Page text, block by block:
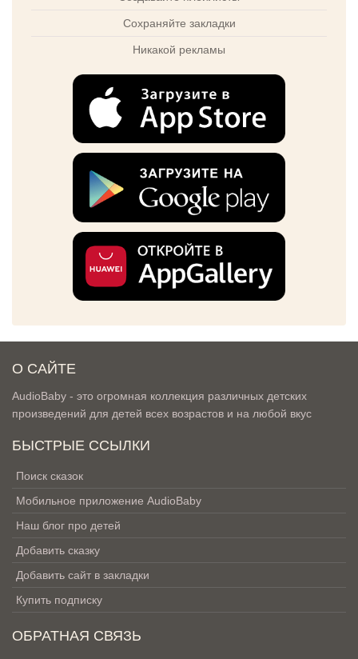
Сохраняйте закладки
Никакой рекламы
О САЙТЕ
AudioBaby - это огромная коллекция различных детских
произведений для детей всех возрастов и на любой вкус
БЫСТРЫЕ ССЫЛКИ
Поиск сказок
Мобильное приложение AudioBaby
Наш блог про детей
Добавить сказку
Добавить сайт в закладки
Купить подписку
ОБРАТНАЯ СВЯЗЬ